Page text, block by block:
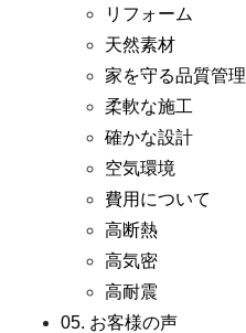
リフォーム
天然素材
家を守る品質管理
柔軟な施工
確かな設計
空気環境
費用について
高断熱
高気密
高耐震
05. お客様の声